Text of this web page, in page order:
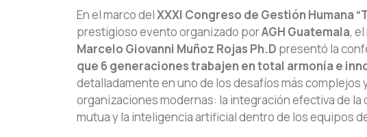
En el marco delXXXI Congreso de Gestión Humana
prestigioso evento organizado porAGH Guatemala,
Marcelo Giovanni Muñoz Rojas Ph.D presentó la
que 6 generaciones trabajen en total armonía e
detalladamente en uno de los desafíos más complejos
organizaciones modernas: la integración efectiva de
mutua y la inteligencia artificial dentro de los equipos